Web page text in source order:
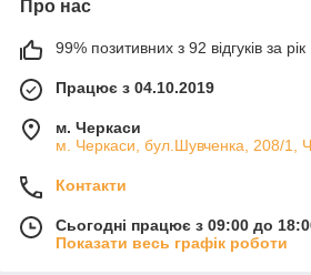
Про нас
99% позитивних з 92 відгуків за рік
Працює з 04.10.2019
м. Черкаси
м. Черкаси, бул.Шувченка, 208/1,
Контакти
Сьогодні працює з 09:00 до
Показати весь графік роботи